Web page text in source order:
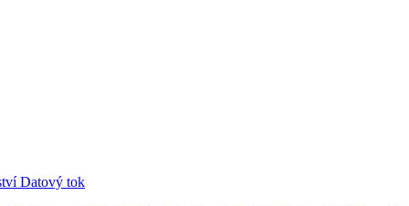
Datový tok